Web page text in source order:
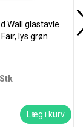
Wall glastavle
lys grøn
Læg i kurv